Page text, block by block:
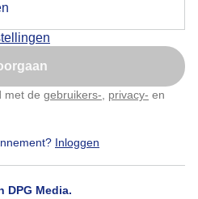
met de gebruikers- privacy- en
Inloggen
DPG Media.
40x bekeken
later
aan te passen